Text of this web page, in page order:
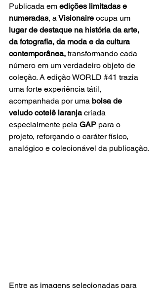
Publicada em edições limitadas e
numeradas, a Visionaire ocupa um
lugar de destaque na história da arte,
da fotografia, da moda e da cultura
contemporânea, transformando cada
número em um verdadeiro objeto de
coleção. A edição WORLD #41 trazia
uma forte experiência tátil,
acompanhada por uma bolsa de
veludo cotelê laranja criada
especialmente pela GAP para o
projeto, reforçando o caráter físico,
analógico e colecionável da publicação.
Entre as imagens selecionadas para